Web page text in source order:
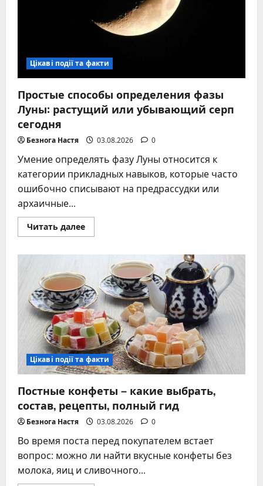
Цікаві події та факти
Простые способы определения фазы
Луны: растущий или убывающий серп
сегодня
Безнога Настя 03.08.2026 0
Умение определять фазу Луны относится к
категории прикладных навыков, которые часто
ошибочно списывают на предрассудки или
архаичные...
Читать далееПрочитать
больше
способы
определения
фазы
Луны:
растущий
или
убывающий
серп
сегодня
Цікаві події та факти
Постные конфеты – какие выбрать,
состав, рецепты, полный гид
Безнога Настя 03.08.2026 0
Во время поста перед покупателем встает
вопрос: можно ли найти вкусные конфеты без
молока, яиц и сливочного...